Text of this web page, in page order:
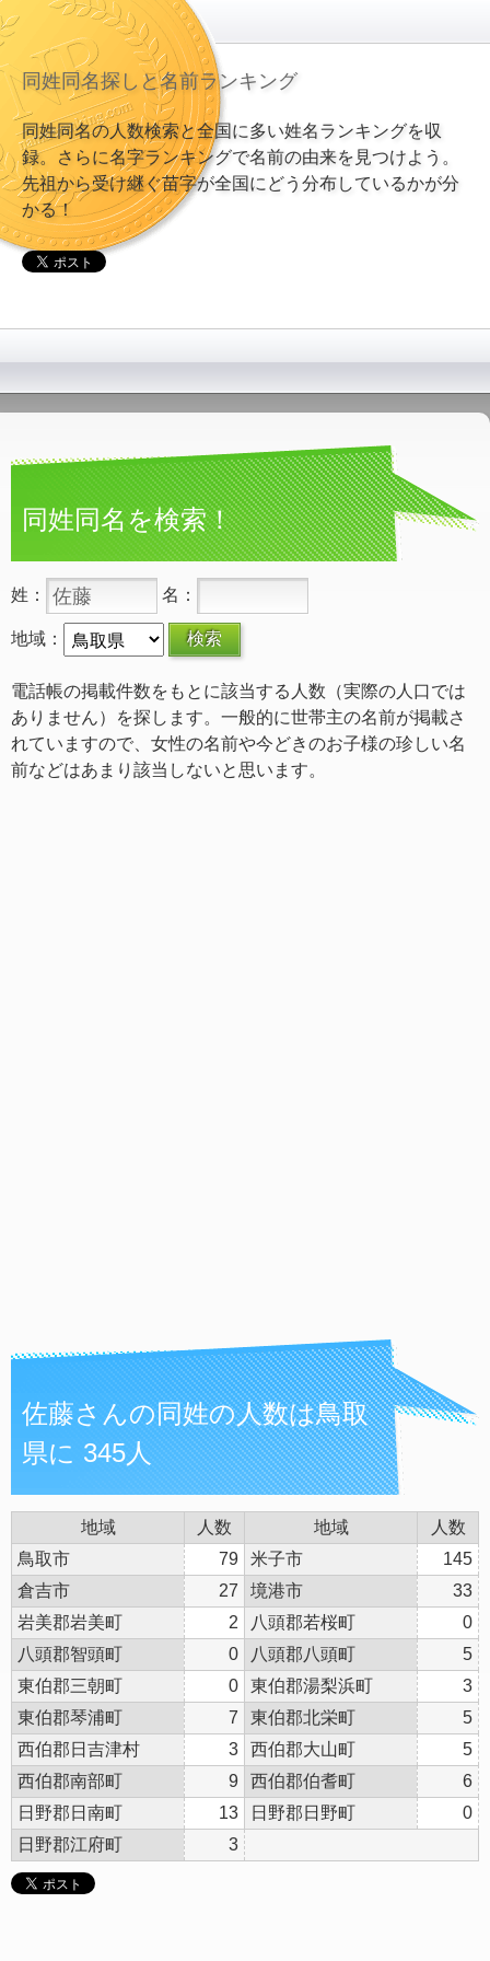
同姓同名探しと名前ランキング
同姓同名の人数検索と全国に多い姓名ランキングを収
録。さらに名字ランキングで名前の由来を見つけよう。
先祖から受け継ぐ苗字が全国にどう分布しているかが分
かる！
同姓同名を検索！
姓： 名：
地域：
電話帳の掲載件数をもとに該当する人数（実際の人口では
ありません）を探します。一般的に世帯主の名前が掲載さ
れていますので、女性の名前や今どきのお子様の珍しい名
前などはあまり該当しないと思います。
佐藤さんの同姓の人数は鳥取
県に 345人
地域 人数 地域
人数
鳥取市
79 米子市
145
倉吉市
27 境港市
33
岩美郡岩美町
2 八頭郡若桜町
0
八頭郡智頭町
0 八頭郡八頭町
5
東伯郡三朝町
0 東伯郡湯梨浜町
3
東伯郡琴浦町
7 東伯郡北栄町
5
西伯郡日吉津村
3 西伯郡大山町
5
西伯郡南部町
9 西伯郡伯耆町
6
日野郡日南町
13 日野郡日野町
0
日野郡江府町
3